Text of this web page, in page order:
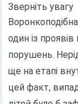
Зверніть увагу
один із
порушень.
ще на етапі
цей факт,